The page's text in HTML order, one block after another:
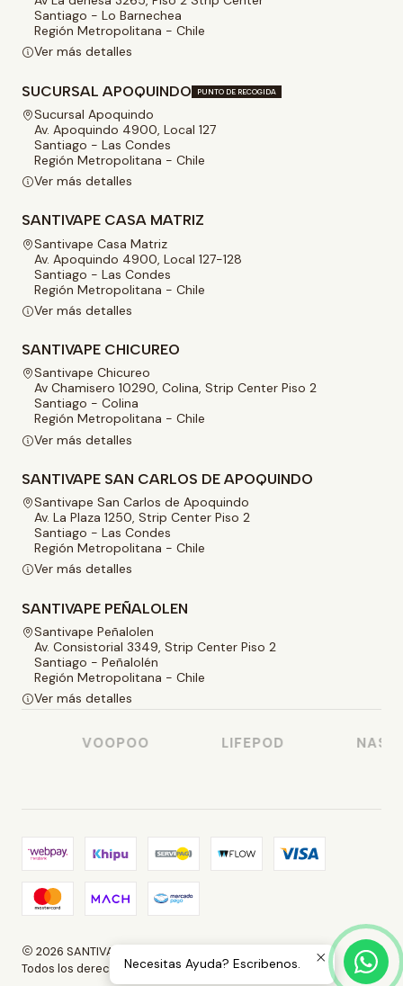
Santiago - Lo Barnechea
Región Metropolitana - Chile
Ver más detalles
SUCURSAL APOQUINDO PUNTO DE RECOGIDA
Sucursal Apoquindo
Av. Apoquindo 4900, Local 127
Santiago - Las Condes
Región Metropolitana - Chile
Ver más detalles
SANTIVAPE CASA MATRIZ
Santivape Casa Matriz
Av. Apoquindo 4900, Local 127-128
Santiago - Las Condes
Región Metropolitana - Chile
Ver más detalles
SANTIVAPE CHICUREO
Santivape Chicureo
Av Chamisero 10290, Colina, Strip Center Piso 2
Santiago - Colina
Región Metropolitana - Chile
Ver más detalles
SANTIVAPE SAN CARLOS DE APOQUINDO
Santivape San Carlos de Apoquindo
Av. La Plaza 1250, Strip Center Piso 2
Santiago - Las Condes
Región Metropolitana - Chile
Ver más detalles
SANTIVAPE PEÑALOLEN
Santivape Peñalolen
Av. Consistorial 3349, Strip Center Piso 2
Santiago - Peñalolén
Región Metropolitana - Chile
Ver más detalles
VOOPOO LIFEPOD NASTY
2026 SANTIVAPE.
Todos los derechos reservados.Necesitas Ayuda? Escribenos.